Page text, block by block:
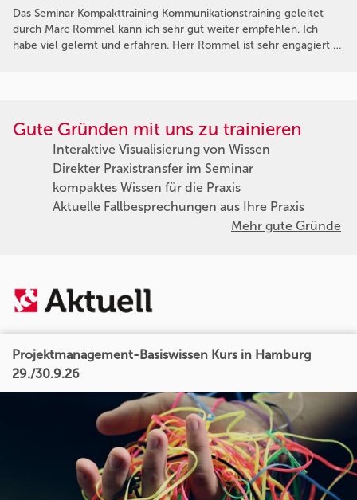
Das Seminar Kompakttraining Kommunikationstraining geleitet
durch Marc Rommel kann ich sehr gut weiter empfehlen. Ich
habe viel gelernt und erfahren. Herr Rommel ist sehr engagiert …
Gute Gründen mit uns zu trainieren
Interaktive Visualisierung von Wissen
Direkter Praxistransfer im Seminar
kompaktes Wissen für die Praxis
Aktuelle Fallbesprechungen aus Ihre Praxis
Mehr gute Gründe
Projektmanagement-Basiswissen Kurs in Hamburg
29./30.9.26